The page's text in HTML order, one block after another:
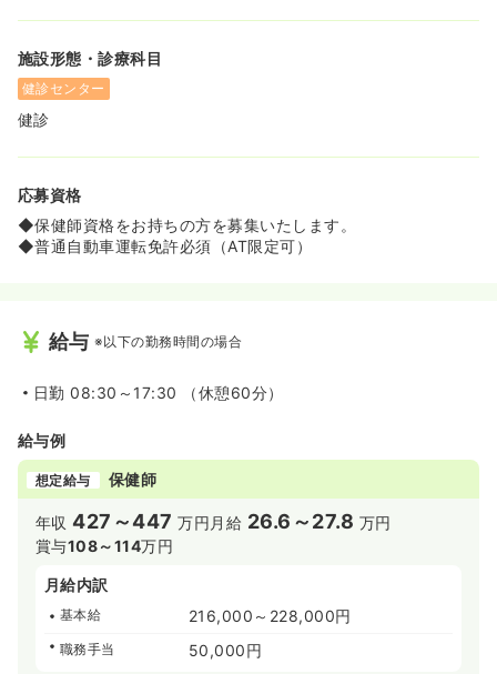
所費用の補助）26,000 円/ 月がございます。
クな福利厚生もございます！
≪年間休日123日！オンオフのメリハリをつけて働けます
≫
◆オンコール対応も一切ございませんので、退勤後の時間
をゆっくりと過ごすことが可能です！
≪賞与5.0ヶ月分！安定した高収入を目指せる環境です≫
人ならではの充実した福利厚生が魅力です。
ます≫
の健康管理や予防医療に深く貢献できるやりがいのあるお
仕事です！
◆自己啓発支援制度が整っているため、入職後もスキルア
す。
施設形態・診療科目
健診センター
健診
応募資格
◆保健師資格をお持ちの方を募集いたします。
◆普通自動車運転免許必須（AT限定可）
給与 ※以下の勤務時間の場合
日勤 08:30～17:30 （休憩60分）
給与例
想定給与 保健師
年収427～447 万円 月給 26.6～27.8 万円
賞与108～114万円
月給内訳
基本給 216,000～228,000円
職務手当 50,000円